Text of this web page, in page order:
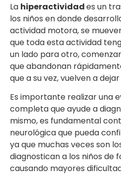
La hiperactividades un
los niños en donde
actividad motora, se
que toda esta actividad
un lado para otro,
que abandonan
que a su vez, vuelven a
Es importante realizar una
completa que ayude a
mismo, es fundamental
neurológica que pueda
ya que muchas veces son
diagnostican a los niños de
causando mayores